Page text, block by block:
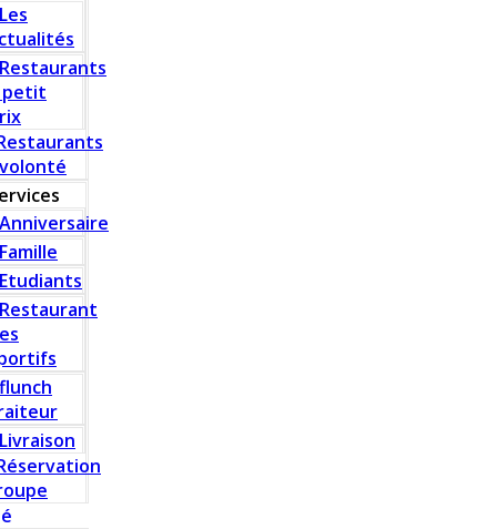
Les
Restaurants
petit
Anniversaire
Famille
Etudiants
Restaurant
flunch
Livraison